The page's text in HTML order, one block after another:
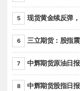
5 现货黄金续反弹
6 三立期货：股指震荡
7 中辉期货原油日报
8 中辉期货股指日